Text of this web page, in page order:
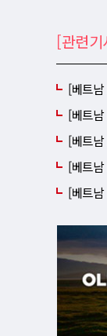
[관련기
[베트
[베트
[베트
[베트
[베트